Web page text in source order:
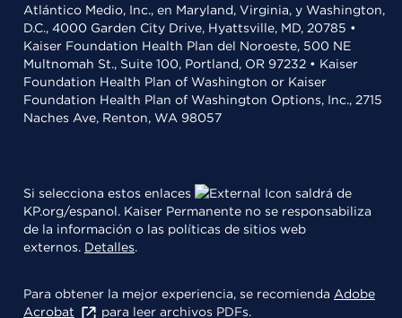
Atlántico Medio, Inc., en Maryland, Virginia, y Washington,
D.C., 4000 Garden City Drive, Hyattsville, MD, 20785 •
Kaiser Foundation Health Plan del Noroeste, 500 NE
Multnomah St., Suite 100, Portland, OR 97232 • Kaiser
Foundation Health Plan of Washington or Kaiser
Foundation Health Plan of Washington Options, Inc., 2715
Naches Ave, Renton, WA 98057
Si selecciona estos enlaces
saldrá de
KP.org/espanol. Kaiser Permanente no se responsabiliza
de la información o las políticas de sitios web
externos. Detalles.
Para obtener la mejor experiencia, se recomienda Adobe
Acrobat
para leer archivos PDFs.